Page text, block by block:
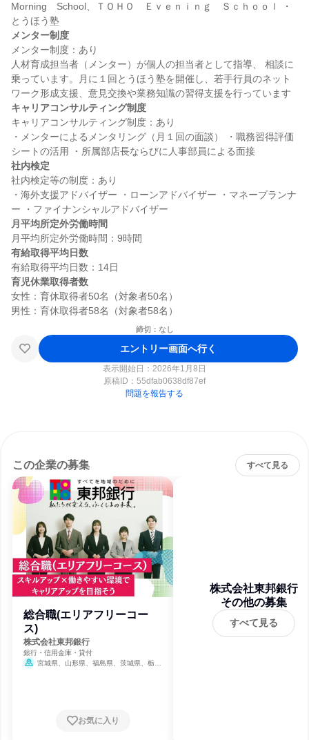
Morning　School、ＴＯＨＯ　Ｅｖｅｎｉｎｇ　Ｓｃｈｏｏｌ ・
メンター制度
メンター制度：あり
人材育成担当者（メンター）が個人の担当者として指導、 相談に
乗っています。月に１回とうほう塾を開催し、若手行員のネット
キャリアコンサルティング制度
キャリアコンサルティング制度：あり
・メンターによるメンタリング（月１回の面談） ・職務習得評価
社内検定
社内検定等の制度：あり
・海外支援アドバイザー ・ローンアドバイザー ・マネープランナ
月平均所定外労働時間
有給取得平均日数
育児休業取得者数
女性：育休取得者50名（対象者50名）
締切：なし
エントリー画面へ行く
表示開始日：2026年1月8日
原稿ID： 55dfab0638df87ef
問題を報告する
この企業の募集 すべて見る
総合職(エリアフリーコー
ス)
株式会社東邦銀行
銀行・信用金庫・貸付
宮城県、山形県、福島県、茨城県、栃木
お気に入り
株式会社東邦銀行
その他の募集
すべて見る